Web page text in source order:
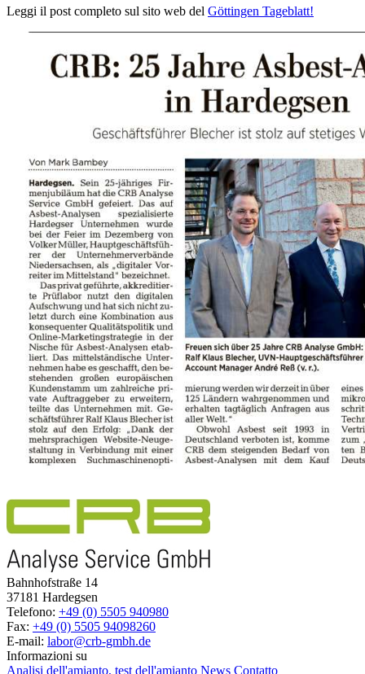
Leggi il post completo sul sito web del Göttingen Tageblatt!
Bahnhofstraße 14
37181 Hardegsen
Telefono: +49 (0) 5505 940980
Fax: +49 (0) 5505 94098260
E-mail: labor@crb-gmbh.de
Informazioni su
Analisi dell'amianto, test dell'amianto News Contatto